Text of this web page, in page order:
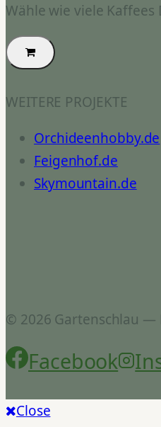
Wähle wie viele
WEITERE PROJEKTE
Orchideenhobby.de
Feigenhof.de
Skymountain.de
© 2026 Gartenschlau —
Facebook
Close